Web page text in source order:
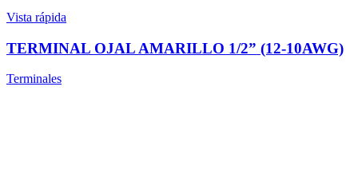
Vista rápida
TERMINAL OJAL AMARILLO 1/2” (12-10AWG)
Terminales